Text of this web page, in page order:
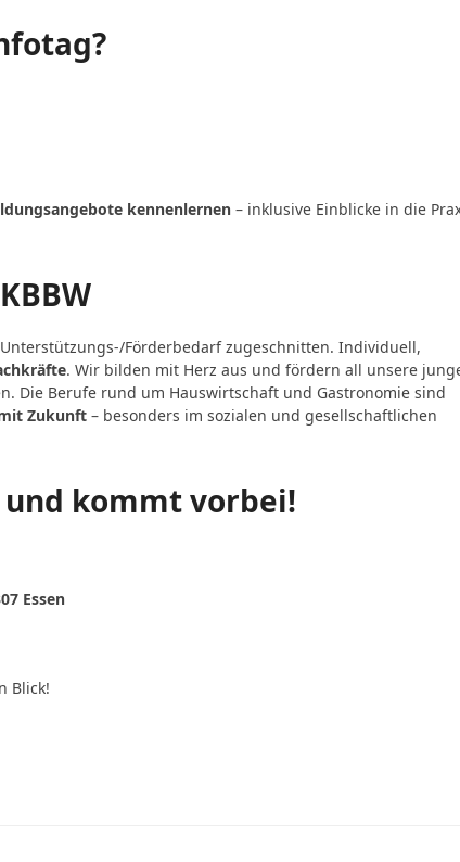
kennenlernen – inklusive Einblicke in die
Förderbedarf zugeschnitten. Individuell,
. Wir bilden mit Herz aus und fördern all unsere
Die Berufe rund um Hauswirtschaft und Gastronomie sind
Zukunft – besonders im sozialen und gesellschaftlichen
kommt vorbei!
Essen
Blick!